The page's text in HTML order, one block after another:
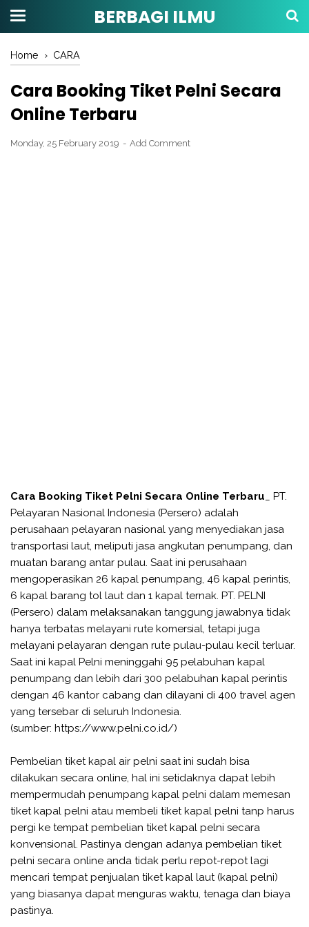
BERBAGI ILMU
Home › CARA
Cara Booking Tiket Pelni Secara
Online Terbaru
Monday, 25 February 2019 Add Comment
Cara Booking Tiket Pelni Secara Online Terbaru _ PT.
Pelayaran Nasional Indonesia (Persero) adalah
perusahaan pelayaran nasional yang menyediakan jasa
transportasi laut, meliputi jasa angkutan penumpang, dan
muatan barang antar pulau. Saat ini perusahaan
mengoperasikan 26 kapal penumpang, 46 kapal perintis,
6 kapal barang tol laut dan 1 kapal ternak. PT. PELNI
(Persero) dalam melaksanakan tanggung jawabnya tidak
hanya terbatas melayani rute komersial, tetapi juga
melayani pelayaran dengan rute pulau-pulau kecil terluar.
Saat ini kapal Pelni meninggahi 95 pelabuhan kapal
penumpang dan lebih dari 300 pelabuhan kapal perintis
dengan 46 kantor cabang dan dilayani di 400 travel agen
yang tersebar di seluruh Indonesia.
(sumber: https://www.pelni.co.id/)
Pembelian tiket kapal air pelni saat ini sudah bisa
dilakukan secara online, hal ini setidaknya dapat lebih
mempermudah penumpang kapal pelni dalam memesan
tiket kapal pelni atau membeli tiket kapal pelni tanp harus
pergi ke tempat pembelian tiket kapal pelni secara
konvensional. Pastinya dengan adanya pembelian tiket
pelni secara online anda tidak perlu repot-repot lagi
mencari tempat penjualan tiket kapal laut (kapal pelni)
yang biasanya dapat menguras waktu, tenaga dan biaya
pastinya.